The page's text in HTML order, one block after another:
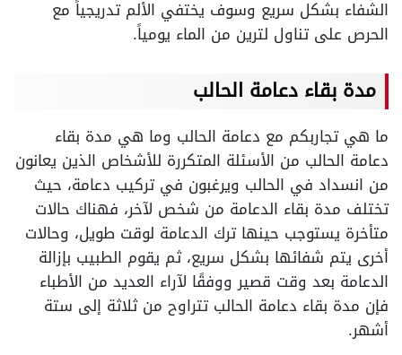
الشفاء بشكل سريع وسوف يختفي الألم تدريجياً مع
الحرص على تناول لترين من الماء يومياً.
مدة بقاء دعامة الحالب
ما هي تجاربكم مع دعامة الحالب وما هي مدة بقاء
دعامة الحالب من الأسئلة المتكررة للأشخاص الذين يعانون
من انسداد في الحالب ويرغبون في تركيب دعامة، حيث
تختلف مدة بقاء الدعامة من شخص لآخر، فهناك حالات
متأخرة يستوجب حينها ترك الدعامة لوقت طويل، وحالات
أخرى يتم شفائها بشكل سريع، ثم يقوم الطبيب بإزالة
الدعامة بعد وقت قصير ووفقًا لآراء العديد من الأطباء
فإن مدة بقاء دعامة الحالب تتراوح من ثلاثة إلى ستة
أشهر.